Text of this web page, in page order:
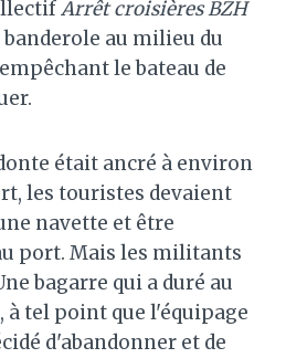
Arrêt croisières BZH
au milieu du
empêchant le bateau de
était ancré à environ
les touristes devaient
navette et être
port. Mais les militants
bagarre qui a duré au
à tel point que l'équipage
d'abandonner et de